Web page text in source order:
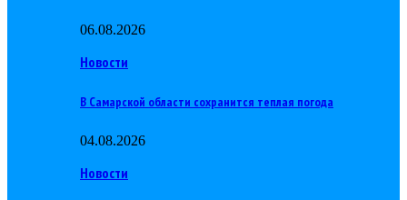
06.08.2026
Новости
В Самарской области сохранится теплая погода
04.08.2026
Новости